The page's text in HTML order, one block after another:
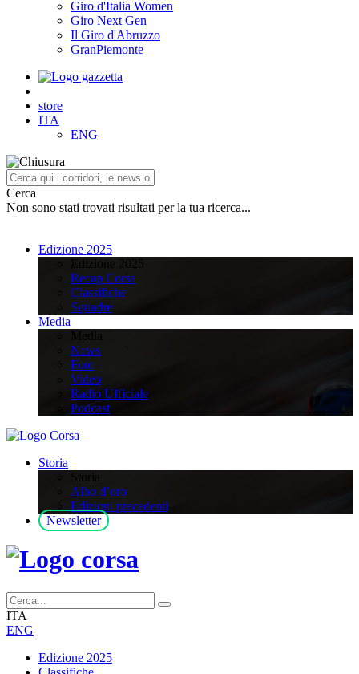
Giro d'Italia Women
Giro Next Gen
Il Giro d'Abruzzo
GranPiemonte
store
ITA
ENG
Cerca
Non sono stati trovati risultati per la tua ricerca...
Edizione 2025
Recap Corsa
Classifiche
Squadre
Media
News
Foto
Video
Radio Ufficiale
Podcast
Storia
Albo d’oro
Edizioni precedenti
Newsletter
ITA
ENG
Edizione 2025